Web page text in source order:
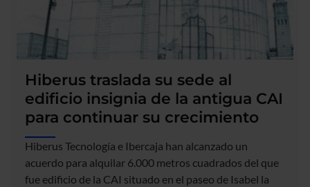
nueva
oficina
Hiberus traslada su sede al
edificio insignia de la antigua CAI
para continuar su crecimiento
Hiberus Tecnología e Ibercaja han alcanzado un
acuerdo para alquilar 6.000 metros cuadrados del que
fue edificio de la CAI situado en el paseo de Isabel la